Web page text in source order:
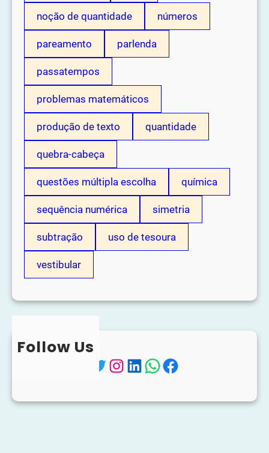
noção de quantidade números
pareamento parlenda
passatempos
problemas matemáticos
produção de texto quantidade
quebra-cabeça
questões múltipla escolha química
sequência numérica simetria
subtração uso de tesoura
vestibular
Follow Us
Instagram LinkedIn WhatsApp Facebook